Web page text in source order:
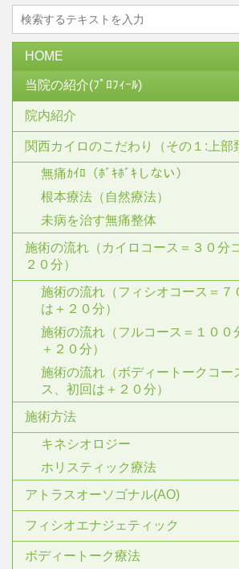
HOME
当院の紹介(ﾌﾟﾛﾌｨｰﾙ)
院内紹介
関西カイロのこだわり（その１:上部
無痛ｶｲﾛ（ﾎﾞｷﾎﾞｷしない）
根本療法（自然療法）
未病を治す無痛整体
施術の流れ（カイロコース＝３０分
２０分）
施術の流れ（フィシオコース＝７
は＋２０分）
施術の流れ（フルコース＝１００
＋２０分）
施術の流れ（ボディートークコー
ス、初回は＋２０分）
施術方法
キネシオロジー
ホリスティック療法
アトラスオーソゴナル(AO)
フィシオエナジェティック
ボディートーク療法